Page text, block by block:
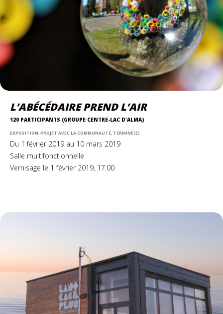
L’ABÉCÉDAIRE PREND L’AIR
120 PARTICIPANTS (GROUPE CENTRE-LAC D'ALMA)
EXPOSITION, PROJET AVEC LA COMMUNAUTÉ, TERMINÉ(E)
Du 1 février 2019 au 10 mars 2019
Salle multifonctionnelle
Vernisage le 1 février 2019, 17:00